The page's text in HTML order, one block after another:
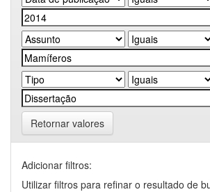
Retornar valores
Adicionar filtros:
Utilizar filtros para refinar o resultado de